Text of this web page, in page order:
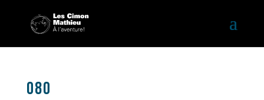
080